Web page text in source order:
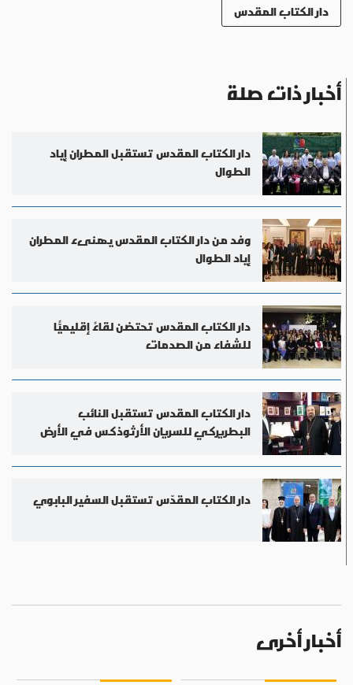
دار الكتاب المقدس
أخبار ذات صلة
دار الكتاب المقدس تستقبل المطران إياد
الطوال
وفد من دار الكتاب المقدس يهنىء المطران
إياد الطوال
دار الكتاب المقدس تحتضن لقاءً إقليميًّا
للشفاء من الصدمات
دار الكتاب المقدس تستقبل النائب
البطريركي للسريان الأرثوذكس في الأرض
دار الكتاب المقدّس تستقبل السفير البابوي
أخبار أخرى